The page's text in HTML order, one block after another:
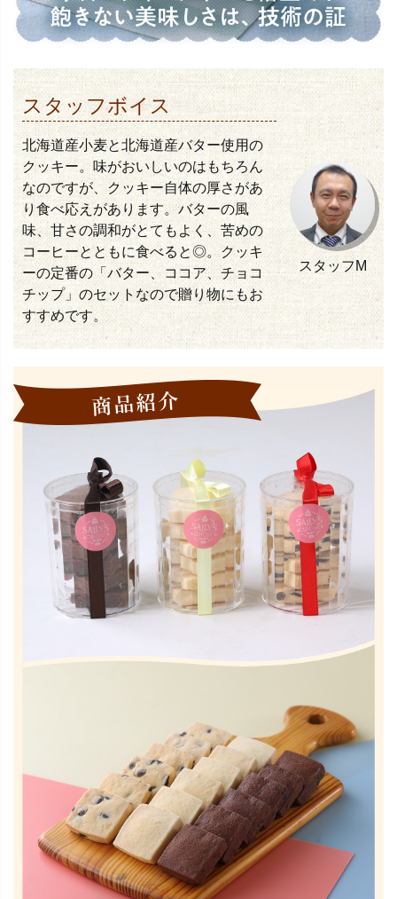
スタッフボイス
北海道産小麦と北海道産バター使用の
クッキー。味がおいしいのはもちろん
なのですが、クッキー自体の厚さがあ
り食べ応えがあります。バターの風
味、甘さの調和がとてもよく、苦めの
コーヒーとともに食べると◎。クッキ
ーの定番の「バター、ココア、チョコ
チップ」のセットなので贈り物にもお
すすめです。
スタッフM